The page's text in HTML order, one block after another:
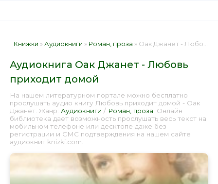
Книжки »Аудиокниги » Роман, проза » Оак Джанет - Любовь приходит домой 📕 - Книга онлайн бесплатно
Аудиокнига Оак Джанет - Любовь
приходит домой
На нашем литературном портале можно бесплатно
прослушать аудио книгу Любовь приходит домой - Оак
Джанет. Жанр: Аудиокниги / Роман, проза . Онлайн
библиотека дает возможность прослушать весь текст на
мобильном телефоне или десктопе даже без
регистрации и СМС подтверждения на нашем сайте
аудиокниг knizki.com.